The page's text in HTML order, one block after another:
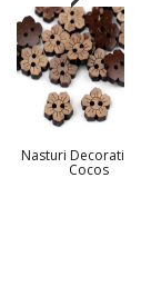
Nasturi Decorativi
Cocos